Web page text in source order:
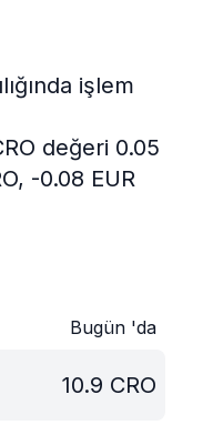
işlem
değeri 0.05
-0.08 EUR
Bugün 'da
10.9 CRO